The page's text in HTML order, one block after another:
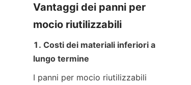
Vantaggi dei panni per
mocio riutilizzabili
1. Costi dei materiali inferiori a
lungo termine
I panni per mocio riutilizzabili